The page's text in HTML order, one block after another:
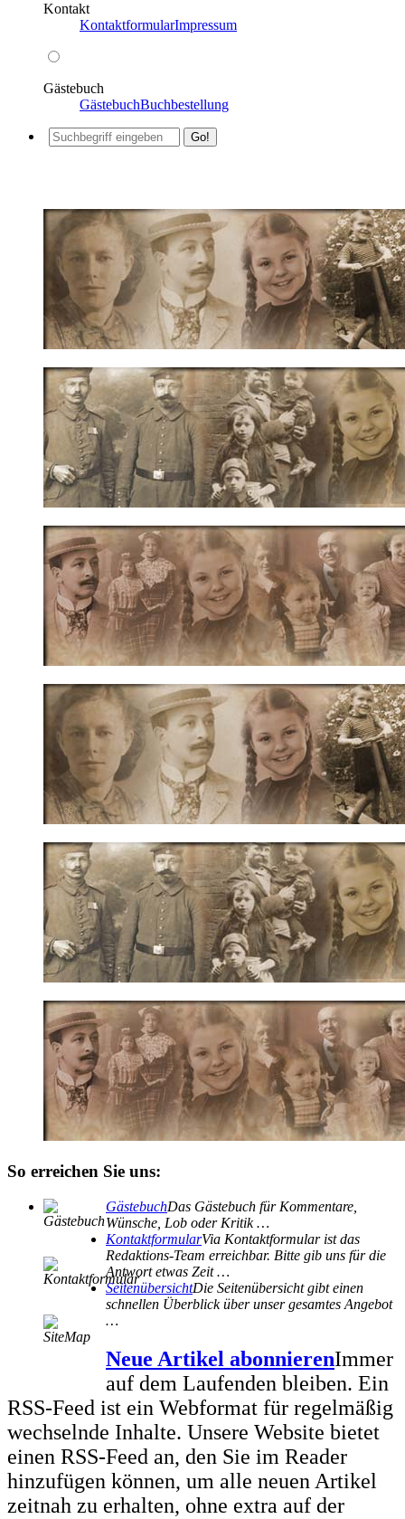
Kontakt
KontaktformularImpressum
Gästebuch
GästebuchBuchbestellung
So erreichen Sie uns:
GästebuchDas Gästebuch für Kommentare,
Wünsche, Lob oder Kritik …
KontaktformularVia Kontaktformular ist das
Redaktions-Team erreichbar. Bitte gib uns für die
Antwort etwas Zeit …
SeitenübersichtDie Seitenübersicht gibt einen
schnellen Überblick über unser gesamtes Angebot
…
Neue Artikel abonnierenImmer
auf dem Laufenden bleiben. Ein
RSS-Feed ist ein Webformat für regelmäßig
wechselnde Inhalte. Unsere Website bietet
einen RSS-Feed an, den Sie im Reader
hinzufügen können, um alle neuen Artikel
zeitnah zu erhalten, ohne extra auf der